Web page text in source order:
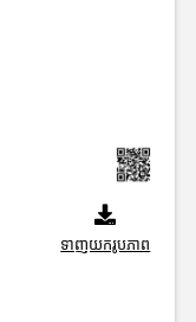
ទាញយករូបភាព